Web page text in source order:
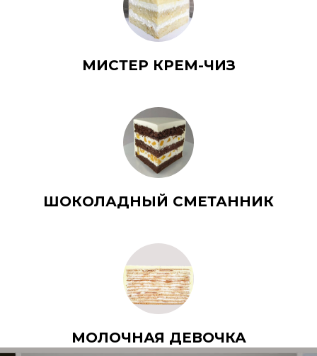
МИСТЕР КРЕМ-ЧИЗ
ШОКОЛАДНЫЙ СМЕТАННИК
МОЛОЧНАЯ ДЕВОЧКА